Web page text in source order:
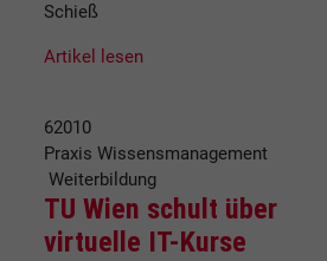
Schieß
Artikel lesen
62010
Praxis Wissensmanagement
Weiterbildung
TU Wien schult über
virtuelle IT-Kurse